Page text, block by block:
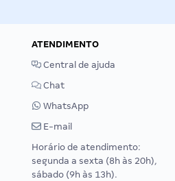
ATENDIMENTO
Central de ajuda
Chat
WhatsApp
E-mail
Horário de atendimento:
segunda a sexta (8h às 20h),
sábado (9h às 13h).